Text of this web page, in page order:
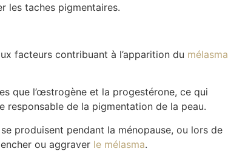
les taches pigmentaires.
facteurs contribuant à l’apparition du mélasma
que l’œstrogène et la progestérone, ce qui
de la pigmentation de la peau.
produisent pendant la ménopause, ou lors de
ou aggraver le mélasma.